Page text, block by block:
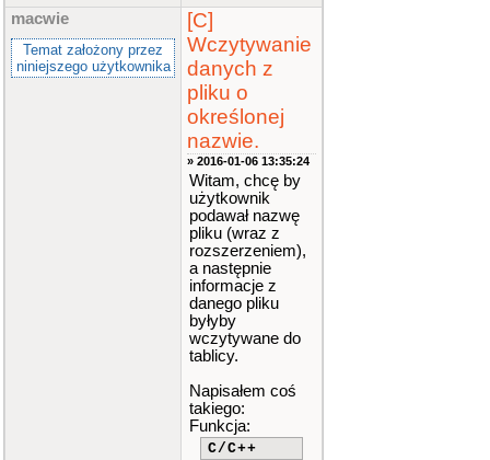
macwie
Temat założony przez
niniejszego użytkownika
[C]
Wczytywanie
danych z
pliku o
określonej
nazwie.
» 2016-01-06 13:35:24
Witam, chcę by
użytkownik
podawał nazwę
pliku (wraz z
rozszerzeniem),
a następnie
informacje z
danego pliku
byłyby
wczytywane do
tablicy.
Napisałem coś
takiego:
Funkcja:
C/C++